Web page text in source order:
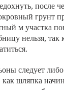
после
грунт
м участка
нельзя,
следует
как шляпка